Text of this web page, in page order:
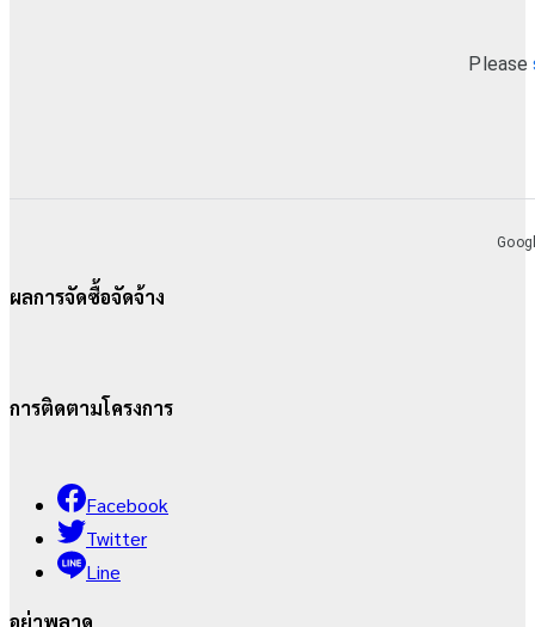
ผลการจัดซื้อจัดจ้าง
การติดตามโครงการ
Facebook
Twitter
Line
อย่าพลาด